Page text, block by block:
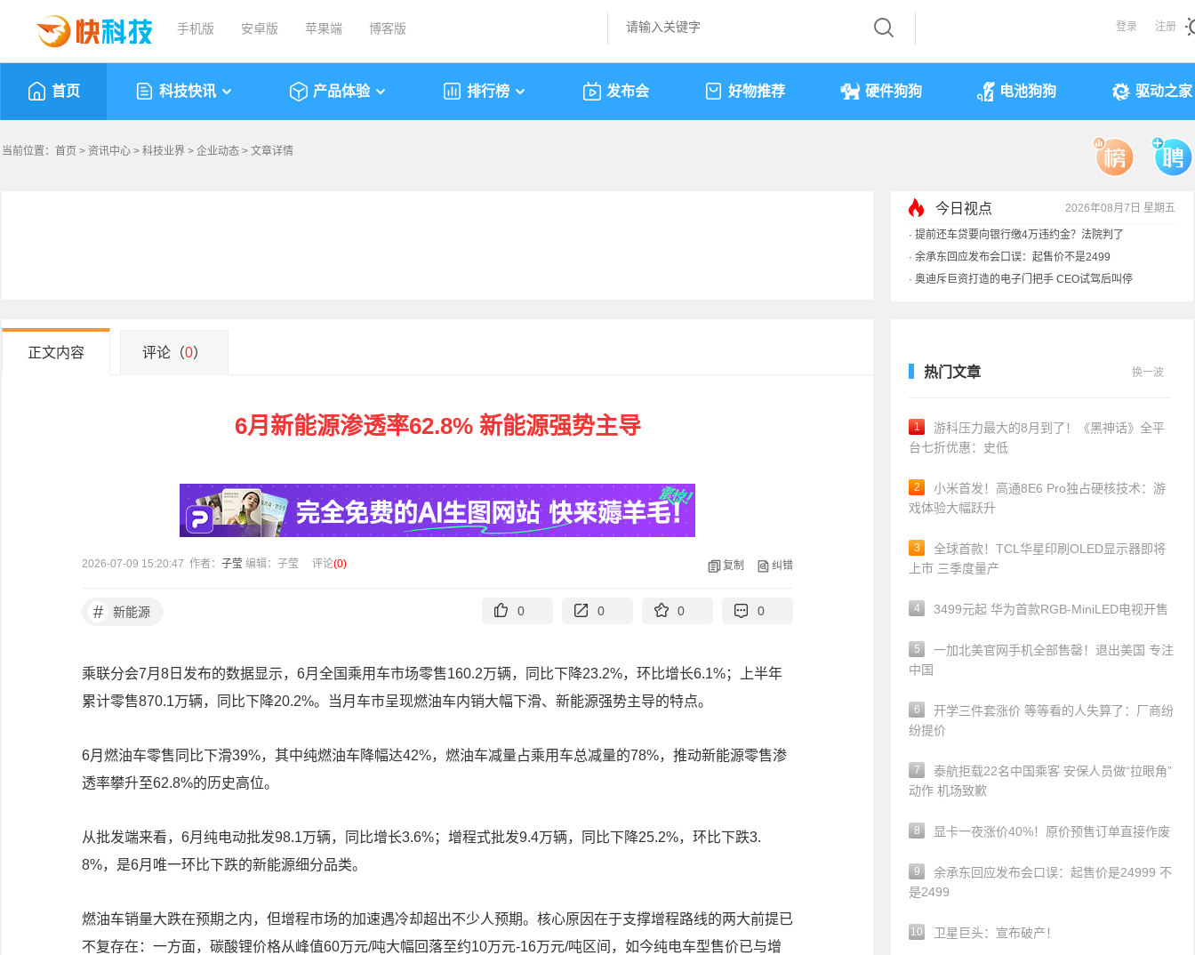
手机版 安卓版 苹果端 博客版 登录 注册
首页 科技快讯 产品体验 排行榜 发布会 好物推荐 硬件狗狗 电池狗狗 驱动之家
当前位置： 首页 > 资讯中心 > 科技业界 > 企业动态 > 文章详情
今日视点 2026年08月7日 星期五
· 提前还车贷要向银行缴4万违约金？法院判了
· 余承东回应发布会口误：起售价不是2499
· 奥迪斥巨资打造的电子门把手 CEO试驾后叫停
正文内容 评论（0）
6月新能源渗透率62.8% 新能源强势主导
2026-07-09 15:20:47 作者： 子莹 编辑：子莹 评论(0) 复制 纠错
# 新能源 0 0 0 0
乘联分会7月8日发布的数据显示，6月全国乘用车市场零售160.2万辆，同比下降23.2%，环比增长6.1%；上半年
累计零售870.1万辆，同比下降20.2%。当月车市呈现燃油车内销大幅下滑、新能源强势主导的特点。
6月燃油车零售同比下滑39%，其中纯燃油车降幅达42%，燃油车减量占乘用车总减量的78%，推动新能源零售渗
透率攀升至62.8%的历史高位。
从批发端来看，6月纯电动批发98.1万辆，同比增长3.6%；增程式批发9.4万辆，同比下降25.2%，环比下跌3.
8%，是6月唯一环比下跌的新能源细分品类。
燃油车销量大跌在预期之内，但增程市场的加速遇冷却超出不少人预期。核心原因在于支撑增程路线的两大前提已
不复存在：一方面，碳酸锂价格从峰值60万元/吨大幅回落至约10万元-16万元/吨区间，如今纯电车型售价已与增
热门文章 换一波
1
游科压力最大的8月到了！《黑神话》全平
台七折优惠：史低
2
小米首发！高通8E6 Pro独占硬核技术：游
戏体验大幅跃升
3
全球首款！TCL华星印刷OLED显示器即将
上市 三季度量产
4 3499元起 华为首款RGB-MiniLED电视开售
5
一加北美官网手机全部售罄！退出美国 专注
中国
6
开学三件套涨价 等等看的人失算了：厂商纷
纷提价
7
泰航拒载22名中国乘客 安保人员做“拉眼角”
动作 机场致歉
8 显卡一夜涨价40%！原价预售订单直接作废
9
余承东回应发布会口误：起售价是24999 不
是2499
10 卫星巨头：宣布破产！